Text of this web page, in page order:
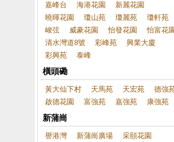
嘉峰台 海港花園
新麗花園
曉暉花園
瓊山苑 瓊麗苑
瓊軒苑
峻弦
威豪花園 怡發花園
怡富花
清水灣道8號
彩峰苑
興業大廈
彩興苑
泰峰
橫頭磡
黃大仙下村 天馬苑 天宏苑
德強
啟德花園
富強苑 嘉強苑 康強苑
新蒲崗
譽港灣 新蒲崗廣場
采頤花園